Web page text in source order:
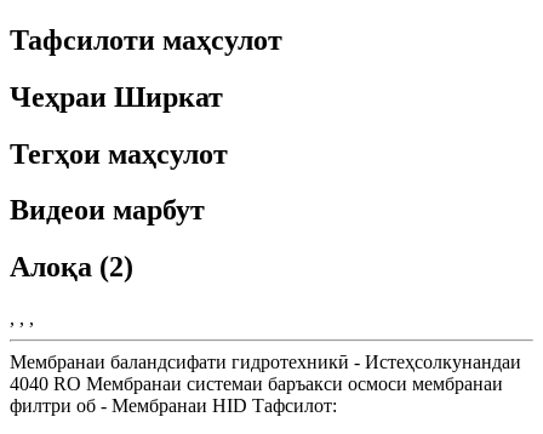
Тафсилоти маҳсулот
Чеҳраи Ширкат
Тегҳои маҳсулот
Видеои марбут
Алоқа (2)
, , ,
Мембранаи баландсифати гидротехникӣ - Истеҳсолкунандаи
4040 RO Мембранаи системаи баръакси осмоси мембранаи
филтри об - Мембранаи HID Тафсилот: